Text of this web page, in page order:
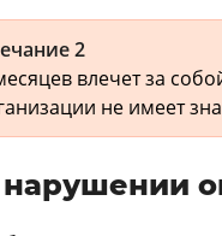
2
влечет за
не имеет